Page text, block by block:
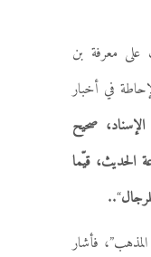
على معرفة بن
في أخبار
صحيح
الحديث، قيّما
“..
فأشار